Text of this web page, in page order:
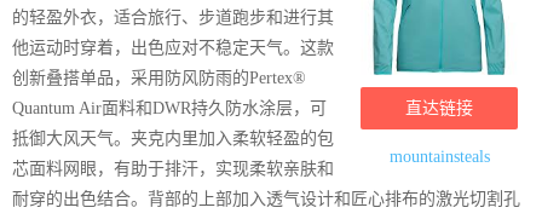
直达链接
mountainsteals
的轻盈外衣，适合旅行、步道跑步和进行其
他运动时穿着，出色应对不稳定天气。这款
创新叠搭单品，采用防风防雨的Pertex®
Quantum Air面料和DWR持久防水涂层，可
抵御大风天气。夹克内里加入柔软轻盈的包
芯面料网眼，有助于排汗，实现柔软亲肤和
耐穿的出色结合。背部的上部加入透气设计和匠心排布的激光切割孔